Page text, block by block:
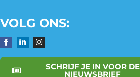
VOLG ONS:
SCHRIJF JE IN VOOR DE
NIEUWSBRIEF